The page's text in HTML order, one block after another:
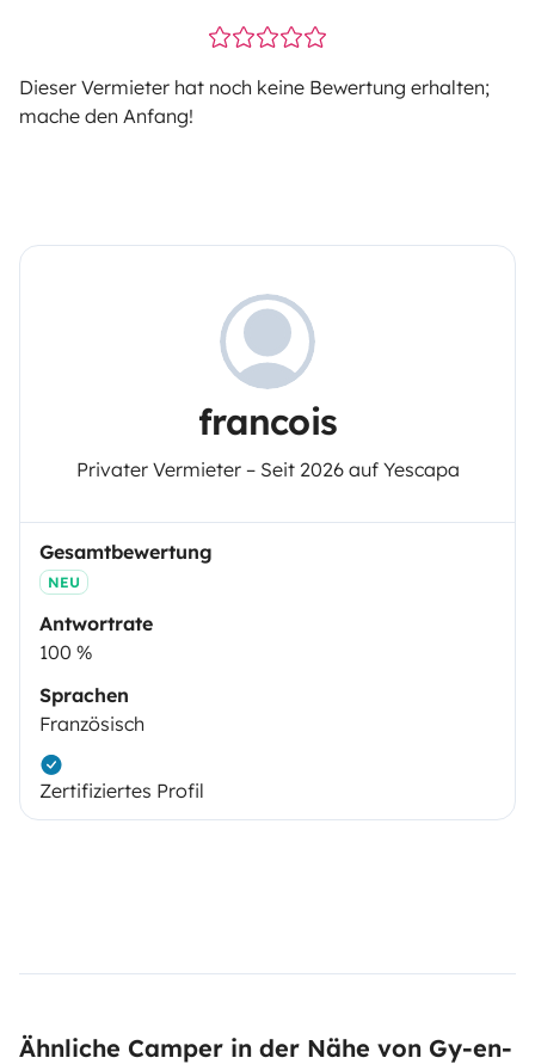
Dieser Vermieter hat noch keine Bewertung erhalten;
mache den Anfang!
francois
Privater Vermieter – Seit 2026 auf Yescapa
Gesamtbewertung
NEU
Antwortrate
100 %
Sprachen
Französisch
Zertifiziertes Profil
Ähnliche Camper in der Nähe von Gy-en-